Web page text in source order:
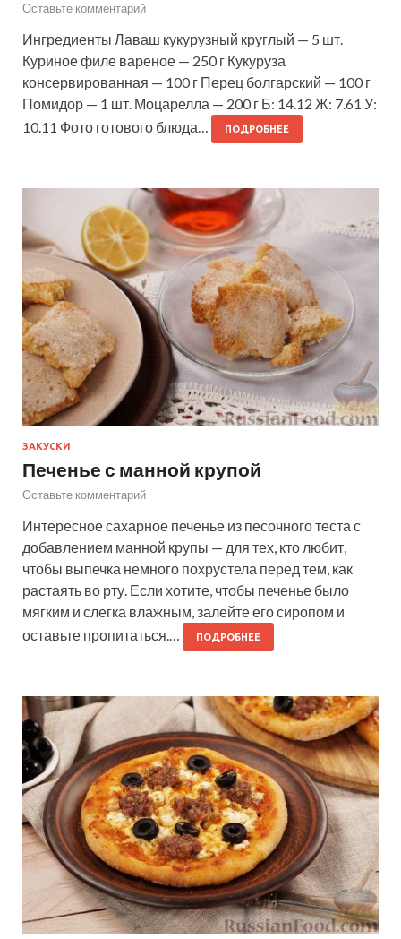
Оставьте комментарий
Ингредиенты Лаваш кукурузный круглый — 5 шт.
Куриное филе вареное — 250 г Кукуруза
консервированная — 100 г Перец болгарский — 100 г
Помидор — 1 шт. Моцарелла — 200 г Б: 14.12 Ж: 7.61 У:
10.11 Фото готового блюда…
ПОДРОБНЕЕ
ЗАКУСКИ
Печенье с манной крупой
Оставьте комментарий
Интересное сахарное печенье из песочного теста с
добавлением манной крупы — для тех, кто любит,
чтобы выпечка немного похрустела перед тем, как
растаять во рту. Если хотите, чтобы печенье было
мягким и слегка влажным, залейте его сиропом и
оставьте пропитаться.…
ПОДРОБНЕЕ